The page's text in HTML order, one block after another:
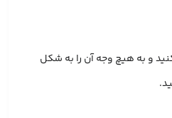
و به هیچ وجه آن را به شکل